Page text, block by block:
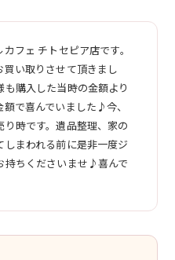
フェ チトセピア店です。
い取りさせて頂きまし
購入した当時の金額より
で喜んでいました♪今、
時です。遺品整理、家の
まわれる前に是非一度ジ
持ちくださいませ♪喜んで